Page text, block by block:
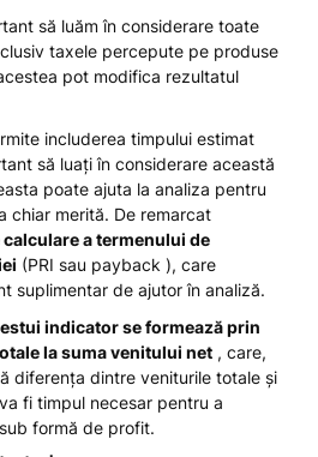
să luăm în considerare toate
taxele percepute pe produse
pot modifica rezultatul
includerea timpului estimat
să luați în considerare această
poate ajuta la analiza pentru
chiar merită. De remarcat
a termenului de
(PRI sau payback ), care
suplimentar de ajutor în analiză.
indicator se formează prin
la suma venitului net, care,
diferența dintre veniturile totale și
fi timpul necesar pentru a
formă de profit.